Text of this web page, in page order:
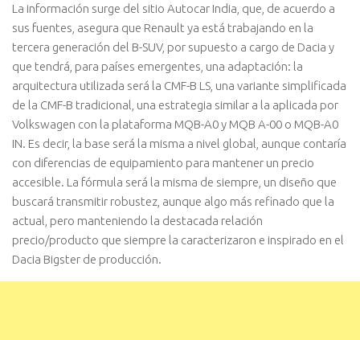
La información surge del sitio Autocar India, que, de acuerdo a
sus fuentes, asegura que Renault ya está trabajando en la
tercera generación del B-SUV, por supuesto a cargo de Dacia y
que tendrá, para países emergentes, una adaptación: la
arquitectura utilizada será la CMF-B LS, una variante simplificada
de la CMF-B tradicional, una estrategia similar a la aplicada por
Volkswagen con la plataforma MQB-A0 y MQB A-00 o MQB-A0
IN. Es decir, la base será la misma a nivel global, aunque contaría
con diferencias de equipamiento para mantener un precio
accesible. La fórmula será la misma de siempre, un diseño que
buscará transmitir robustez, aunque algo más refinado que la
actual, pero manteniendo la destacada relación
precio/producto que siempre la caracterizaron e inspirado en el
Dacia Bigster de producción.